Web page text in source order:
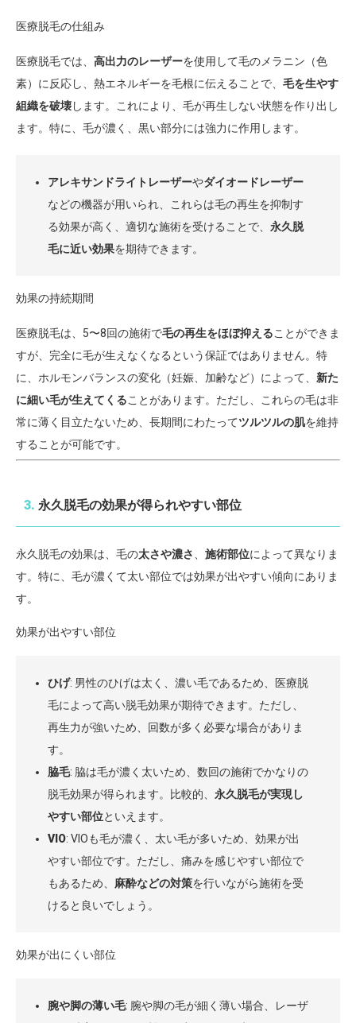
医療脱毛の仕組み
医療脱毛では、 高出力のレーザーを使用して毛のメラニン（色
素）に反応し、熱エネルギーを毛根に伝えることで、 毛を生やす
組織を破壊します。これにより、毛が再生しない状態を作り出し
ます。特に、毛が濃く、黒い部分には強力に作用します。
アレキサンドライトレーザーやダイオードレーザー
などの機器が用いられ、これらは毛の再生を抑制す
る効果が高く、適切な施術を受けることで、 永久脱
毛に近い効果を期待できます。
効果の持続期間
医療脱毛は、5〜8回の施術で毛の再生をほぼ抑えることができま
すが、完全に毛が生えなくなるという保証ではありません。特
に、ホルモンバランスの変化（妊娠、加齢など）によって、 新た
に細い毛が生えてくることがあります。ただし、これらの毛は非
常に薄く目立たないため、長期間にわたってツルツルの肌を維持
することが可能です。
3. 永久脱毛の効果が得られやすい部位
永久脱毛の効果は、毛の太さや濃さ 施術部位によって異なりま
す。特に、毛が濃くて太い部位では効果が出やすい傾向にありま
す。
効果が出やすい部位
ひげ: 男性のひげは太く、濃い毛であるため、医療脱
毛によって高い脱毛効果が期待できます。ただし、
再生力が強いため、回数が多く必要な場合がありま
す。
脇毛: 脇は毛が濃く太いため、数回の施術でかなりの
脱毛効果が得られます。比較的、 永久脱毛が実現し
やすい部位といえます。
VIO: VIOも毛が濃く、太い毛が多いため、効果が出
やすい部位です。ただし、痛みを感じやすい部位で
もあるため、 麻酔などの対策を行いながら施術を受
けると良いでしょう。
効果が出にくい部位
腕や脚の薄い毛: 腕や脚の毛が細く薄い場合、レーザ